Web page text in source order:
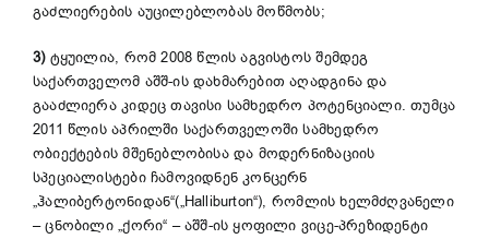
გაძლიერების აუცილებლობას მოწმობს;
3)ტყუილია, რომ 2008 წლის აგვისტოს შემდეგ
საქართველომ აშშ-ის დახმარებით აღადგინა და
გააძლიერა კიდეც თავისი სამხედრო პოტენციალი. თუმცა
2011 წლის აპრილში საქართველოში სამხედრო
ობიექტების მშენებლობისა და მოდერნიზაციის
სპეციალისტები ჩამოვიდნენ კონცერნ
„ჰალიბერტონიდან“(„Halliburton“), რომლის ხელმძღვანელი
– ცნობილი „ქორი“ – აშშ-ის ყოფილი ვიცე-პრეზიდენტი